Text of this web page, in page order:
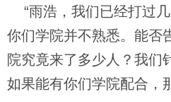
“雨浩，我们已经打过
你们学院并不熟悉。能否
院究竟来了多少人？我们
如果能有你们学院配合，